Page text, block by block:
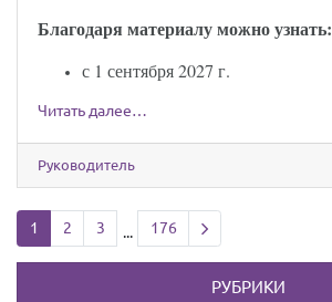
Благодаря материалу можно узнать:
с 1 сентября 2027 г.
Читать далее…
Руководитель
1 2 3 ... 176 Next page
РУБРИКИ